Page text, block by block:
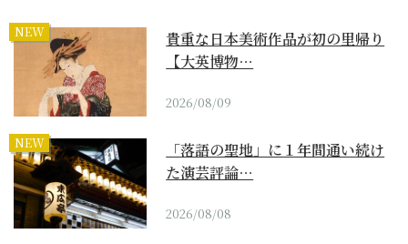
NEW
貴重な日本美術作品が初の里帰り
【大英博物…
2026/08/09
NEW
「落語の聖地」に１年間通い続け
た演芸評論…
2026/08/08